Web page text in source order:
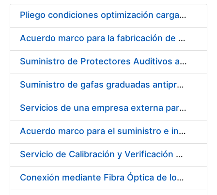
Erakutsi/Ezkutatu
Pliego condiciones optimización cargas compras firmado
Acuerdo marco para la fabricación de piezas
Suministro de Protectores Auditivos a medida para las personas trabajadoras de los Centros de Trabajo de Madrid y Burgos
Suministro de gafas graduadas antiproyecciones para los trabajadores de la FNMT-RCM en los centros de trabajo de Madrid y Burgos
Servicios de una empresa externa para el asesoramiento y resolución de los recursos de alzada que se presentan relacionados con procesos de selección para la FNMT-RCM
Acuerdo marco para el suministro e instalación de persianas, estores y otros complementos
Servicio de Calibración y Verificación Externa de los Equipos de Medición del Servicio de Prevención de la FNMT-RCM
Conexión mediante Fibra Óptica de los Centros de Proceso de Datos (CPDs) de las sedes de la FNMT-RCM de Burgos y Madrid